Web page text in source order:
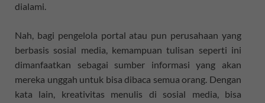
dialami.
Nah, bagi pengelola portal atau pun perusahaan yang
berbasis sosial media, kemampuan tulisan seperti ini
dimanfaatkan sebagai sumber informasi yang akan
mereka unggah untuk bisa dibaca semua orang. Dengan
kata lain, kreativitas menulis di sosial media, bisa